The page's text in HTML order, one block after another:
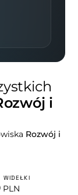
i
Rozwój i
WIDEŁKI
PLN